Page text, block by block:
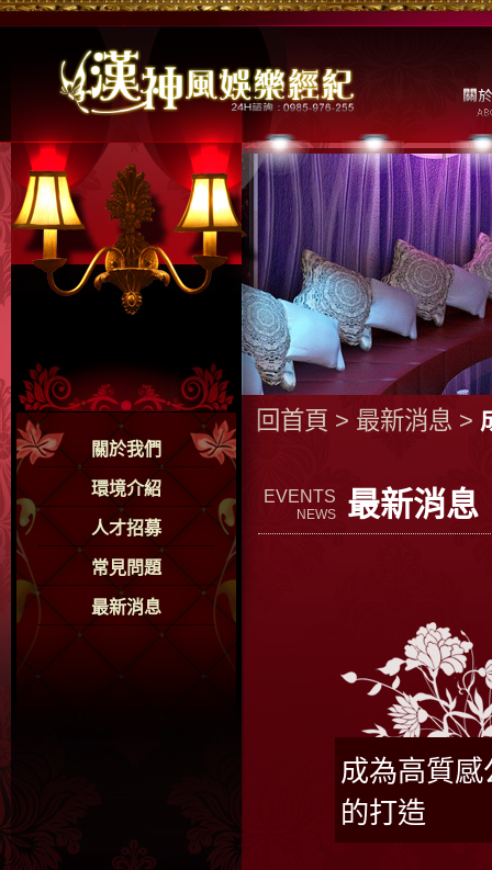
關於我們
環境介紹
人才招募
常見問題
最新消息
回首頁 > 最新消息 >
EVENTS
NEWS 最新消息
成為高質
的打造